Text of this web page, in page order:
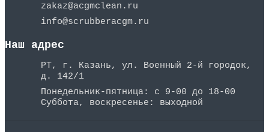
zakaz@acgmclean.ru
info@scrubberacgm.ru
Наш адрес
РТ, г. Казань, ул. Военный 2-й городок,
д. 142/1
Понедельник-пятница: с 9-00 до 18-00
Суббота, воскресенье: выходной